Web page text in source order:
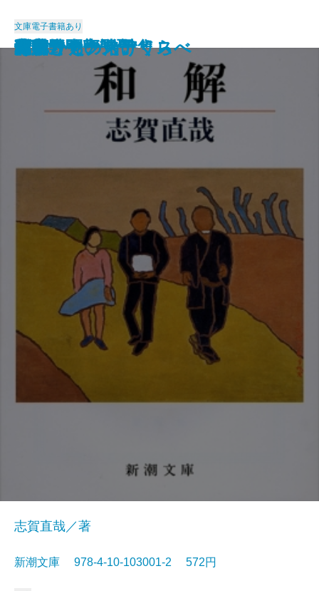
猟銃・闘牛
ヴェルレーヌ詩集
草枕
斜陽
高村光太郎詩集
歌行燈・高野聖
土
真実一路
老妓抄
坊っちゃん
文庫電子書籍あり
和解
志賀直哉／著
新潮文庫 978-4-10-103001-2 572円
ヰタ・セクスアリス
出家とその弟子
にごりえ・たけくらべ
武蔵野
白痴
青年
雁
それから
門